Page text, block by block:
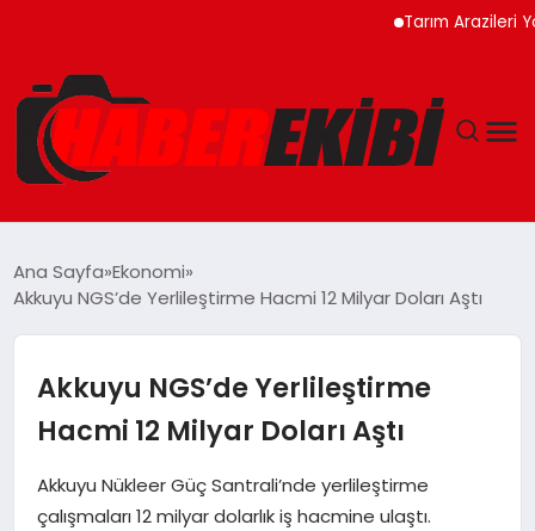
Tarım Arazileri
GÜNCEL
EĞITIM
EKONOMI
MAGAZIN
Ana Sayfa Ekonomi
Akkuyu NGS’de Yerlileştirme Hacmi 12 Milyar Doları Aştı
Akkuyu NGS’de Yerlileştirme
Hacmi 12 Milyar Doları Aştı
Akkuyu Nükleer Güç Santrali’nde yerlileştirme
çalışmaları 12 milyar dolarlık iş hacmine ulaştı.